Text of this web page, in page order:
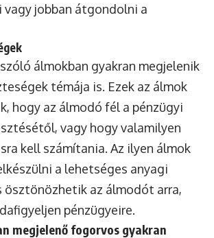
jobban átgondolni a
álmokban gyakran megjelenik
témája is. Ezek az álmok
hogy az álmodó fél a pénzügyi
vagy hogy valamilyen
kell számítania. Az ilyen álmok
a lehetséges anyagi
ösztönözhetik az álmodót arra,
pénzügyeire.
megjelenő fogorvos gyakran